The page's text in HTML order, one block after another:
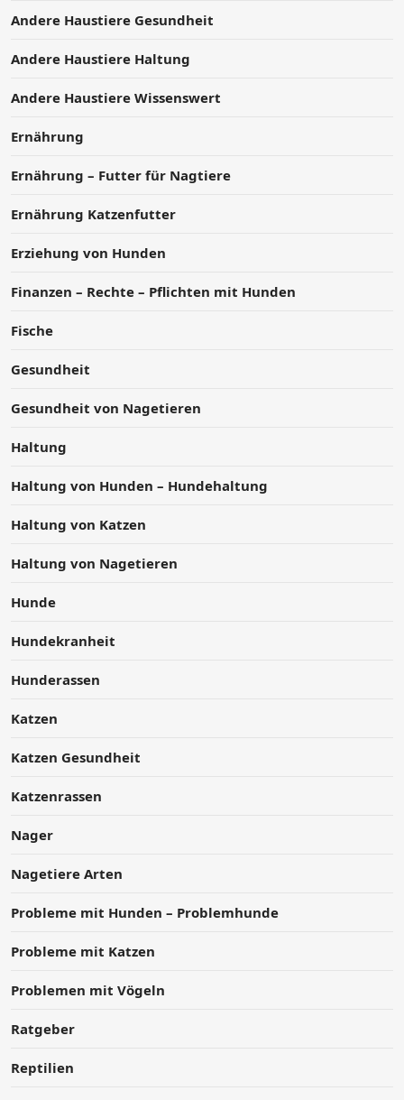
Andere Haustiere Gesundheit
Andere Haustiere Haltung
Andere Haustiere Wissenswert
Ernährung
Ernährung – Futter für Nagtiere
Ernährung Katzenfutter
Erziehung von Hunden
Finanzen – Rechte – Pflichten mit Hunden
Fische
Gesundheit
Gesundheit von Nagetieren
Haltung
Haltung von Hunden – Hundehaltung
Haltung von Katzen
Haltung von Nagetieren
Hunde
Hundekranheit
Hunderassen
Katzen
Katzen Gesundheit
Katzenrassen
Nager
Nagetiere Arten
Probleme mit Hunden – Problemhunde
Probleme mit Katzen
Problemen mit Vögeln
Ratgeber
Reptilien